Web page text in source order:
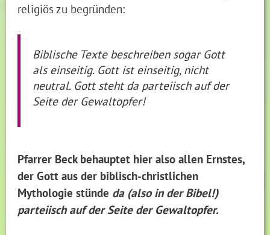
religiös zu begründen:
Biblische Texte beschreiben sogar Gott
als einseitig. Gott ist einseitig, nicht
neutral. Gott steht da parteiisch auf der
Seite der Gewaltopfer!
Pfarrer Beck behauptet hier also allen Ernstes,
der Gott aus der biblisch-christlichen
Mythologie stünde da (also in der Bibel!)
parteiisch auf der Seite der Gewaltopfer.